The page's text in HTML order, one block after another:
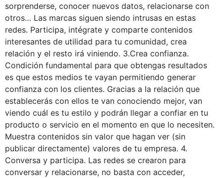
sorprenderse, conocer nuevos datos, relacionarse con
otros… Las marcas siguen siendo intrusas en estas
redes. Participa, intégrate y comparte contenidos
interesantes de utilidad para tu comunidad, crea
relación y el resto irá viniendo. 3.Crea confianza.
Condición fundamental para que obtengas resultados
es que estos medios te vayan permitiendo generar
confianza con los clientes. Gracias a la relación que
establecerás con ellos te van conociendo mejor, van
viendo cuál es tu estilo y podrán llegar a confiar en tu
producto o servicio en el momento en que lo necesiten.
Muestra contenidos sin valor que hagan ver (sin
publicar directamente) valores de tu empresa. 4.
Conversa y participa. Las redes se crearon para
conversar y relacionarse, no basta con acceder,